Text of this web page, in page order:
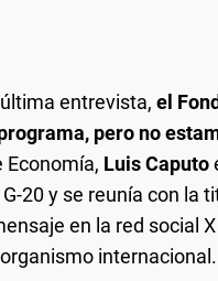
entrevista, el
pero no
Economía, Luis Caputo
20 y se reunía con la
en la red social
internacional.